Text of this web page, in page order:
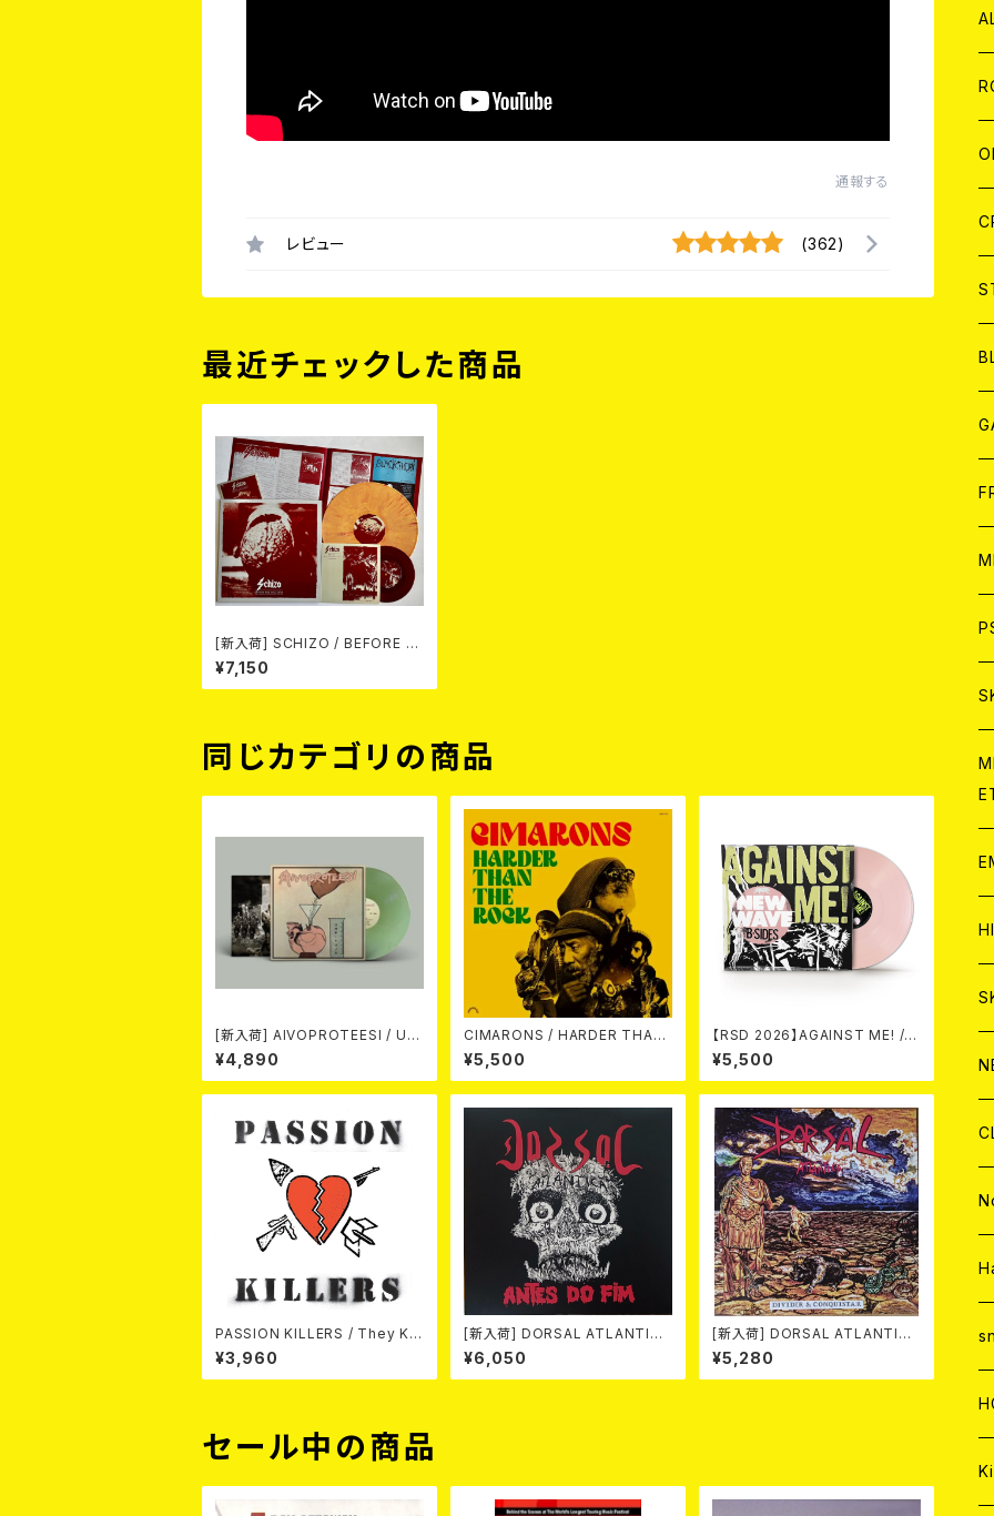
通報する
レビュー (362)
最近チェックした商品
[新入荷] SCHIZO / BEFORE T
HE COLLAPSE 1985-87(202
6 2nd EDITION/LTD.100 DIE-
HARD MARBLE VINYL) (LP+
¥7,150
同じカテゴリの商品
[新入荷] AIVOPROTEESI / UM
PIKUJA (LP / LTD.100 DIE-HA
RD COKE BOTTLE GREEN VI
NYL) (ITA / F.O.A.D.)
¥4,890
CIMARONS / HARDER THAN
¥5,500
【RSD 2026】AGAINST ME! / N
EW WAVE B-SIDES [RSD VIN
YL EP][Coloured Vinyl](12")
¥5,500
PASSION KILLERS / They Kill
Our Passion With Their Hate
And Wars LP
¥3,960
[新入荷] DORSAL ATLANTICA
/ ANTES DO FIM -40th anniv
ersary edition- (LP/LTD.100
DIE-HARD MARBLE VINYL)
¥6,050
[新入荷] DORSAL ATLANTICA
/ DIVIDIR & CONQUISTAR (L
P/LTD.200 BLACK VINYL)
¥5,280
セール中の商品
CD
CD
CD